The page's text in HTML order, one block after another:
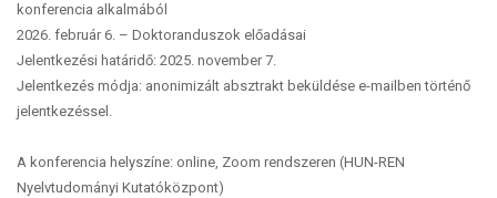
konferencia alkalmából
2026. február 6. – Doktoranduszok előadásai
Jelentkezési határidő: 2025. november 7.
Jelentkezés módja: anonimizált absztrakt beküldése e-mailben történő
jelentkezéssel.
A konferencia helyszíne: online, Zoom rendszeren (HUN-REN
Nyelvtudományi Kutatóközpont)